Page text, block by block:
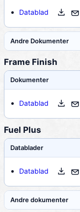
Datablad
Andre Dokumenter
Frame Finish
Dokumenter
Datablad
Fuel Plus
Datablader
Datablad
Andre dokumenter